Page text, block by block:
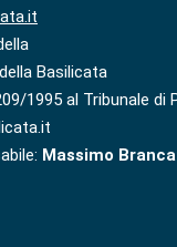
Basilicata
1995 al Tribunale di
Massimo